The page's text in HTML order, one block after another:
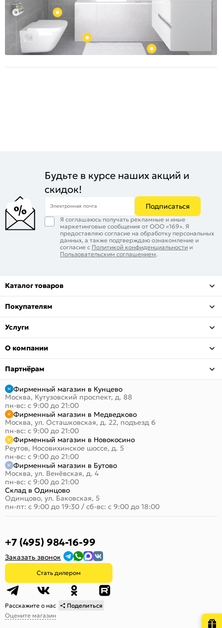
Будьте в курсе наших акций и
скидок!
Электронная почта Подписаться
Я соглашаюсь получать рекламные и иные
маркетинговые сообщения от ООО «169». Я
предоставляю согласие на обработку персональных
данных, а также подтверждаю ознакомление и
согласие с Политикой конфиденциальности и
Пользовательским соглашением.
Каталог товаров
Покупателям
Услуги
О компании
Партнёрам
Фирменный магазин в Кунцево
Москва, Кутузовский проспект, д. 88
пн-вс: с 9:00 до 21:00
Фирменный магазин в Медведково
Москва, ул. Осташковская, д. 22, подъезд 6
пн-вс: с 9:00 до 21:00
Фирменный магазин в Новокосино
Реутов, Носовихинское шоссе, д. 5
пн-вс: с 9:00 до 21:00
Фирменный магазин в Бутово
Москва, ул. Венёвская, д. 4
пн-вс: с 9:00 до 21:00
Склад в Одинцово
Одинцово, ул. Баковская, 5
пн-пт: с 9:00 до 19:30 / сб-вс: с 9:00 до 18:00
+7 (495) 984-16-99
Заказать звонок
Стать дилером
Расскажите о нас
Поделиться
Оцените магазин